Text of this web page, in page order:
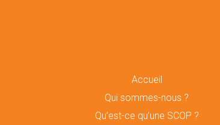
Accueil
Qui sommes-nous ?
Qu’est-ce qu’une SCOP ?